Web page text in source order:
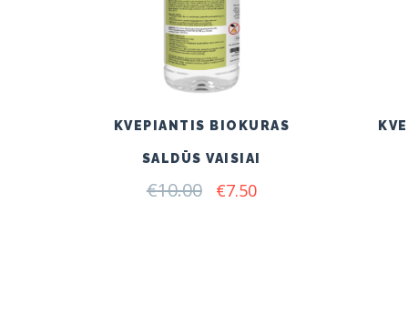
KVEPIANTIS BIOKURAS
SALDŪS VAISIAI
€10.00 Original
€7.50Current